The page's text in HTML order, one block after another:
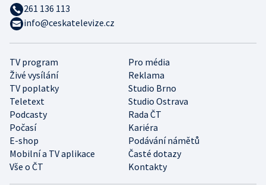
TV program
Pro média
Živé vysílání
Reklama
TV poplatky
Studio Brno
Teletext
Studio Ostrava
Podcasty
Rada ČT
Počasí
Kariéra
E-shop
Podávání námětů
Mobilní a TV aplikace
Časté dotazy
Vše o ČT
Kontakty
261 136 113
info@ceskatelevize.cz